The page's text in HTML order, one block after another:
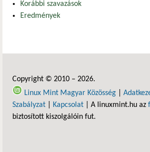
Korábbi szavazások
Eredmények
Copyright © 2010 – 2026.
Linux Mint Magyar Közösség
Szabályzat
Kapcsolat | A linuxmint.hu az
biztosított kiszolgálóin fut.